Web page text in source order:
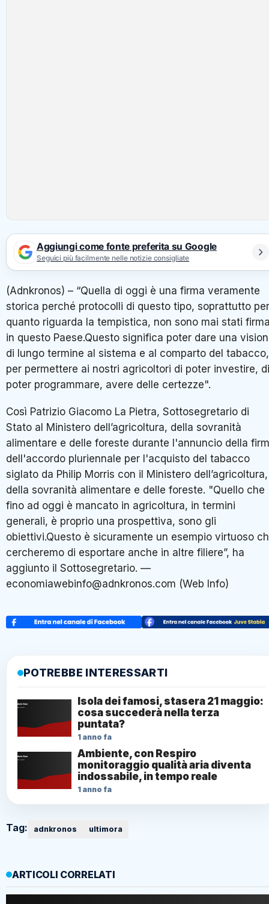
Aggiungi come fonte preferita su Google
Seguici più facilmente nelle notizie consigliate
(Adnkronos) – “Quella di oggi è una firma veramente
storica perché protocolli di questo tipo, soprattutto per
quanto riguarda la tempistica, non sono mai stati
in questo Paese.Questo significa poter dare una
di lungo termine al sistema e al comparto del tabacco,
per permettere ai nostri agricoltori di poter investire, di
poter programmare, avere delle certezze".
Così Patrizio Giacomo La Pietra, Sottosegretario di
Stato al Ministero dell’agricoltura, della sovranità
alimentare e delle foreste durante l'annuncio della
dell'accordo pluriennale per l'acquisto del tabacco
siglato da Philip Morris con il Ministero dell’agricoltura,
della sovranità alimentare e delle foreste. "Quello che
fino ad oggi è mancato in agricoltura, in termini
generali, è proprio una prospettiva, sono gli
obiettivi.Questo è sicuramente un esempio virtuoso
cercheremo di esportare anche in altre filiere”, ha
aggiunto il Sottosegretario. —
economiawebinfo@adnkronos.com (Web Info)
POTREBBE INTERESSARTI
Isola dei famosi, stasera 21 maggio:
cosa succederà nella terza
puntata?
1 anno fa
Ambiente, con Respiro
monitoraggio qualità aria diventa
indossabile, in tempo reale
1 anno fa
Tag: adnkronos ultimora
ARTICOLI CORRELATI